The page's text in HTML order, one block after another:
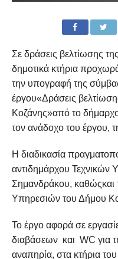
Σε δράσεις βελτίωσης
δημοτικά κτήρια
την υπογραφή της
έργου«Δράσεις
Κοζάνης»από το
τον ανάδοχο του έργου,
Η διαδικασία
αντιδημάρχου Τεχνικών
Σημανδράκου, καθώςκαι
Υπηρεσιών του Δήμου
Το έργο αφορά σε
διαβάσεων και WC για
αναπηρία, στα κτήρια